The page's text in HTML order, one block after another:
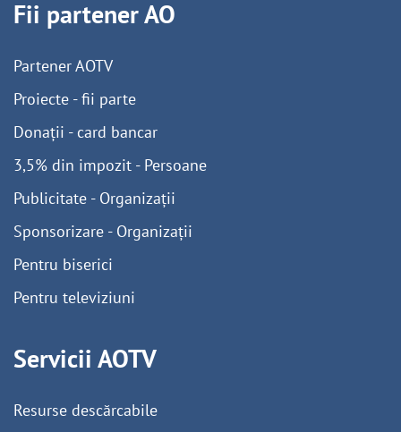
Fii partener AO
Partener AOTV
Proiecte - fii parte
Donații - card bancar
3,5% din impozit - Persoane
Publicitate - Organizații
Sponsorizare - Organizații
Pentru biserici
Pentru televiziuni
Servicii AOTV
Resurse descărcabile